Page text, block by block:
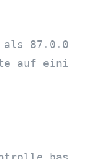
als
auf einigen